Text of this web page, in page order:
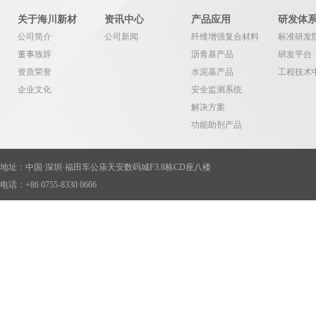
关于海川新材
公司简介
董事致辞
资质荣誉
企业文化
资讯中心
公司新闻
产品应用
纤维增强复合材料
沥青基产品
水泥基产品
安全监测系统
解决方案
功能助剂产品
研发体
标准研发
研发平台
工程技术
地址：中国·深圳·福田车公庙天安数码城F3.8栋CD座八楼
电话：+86 0755-8330 0666